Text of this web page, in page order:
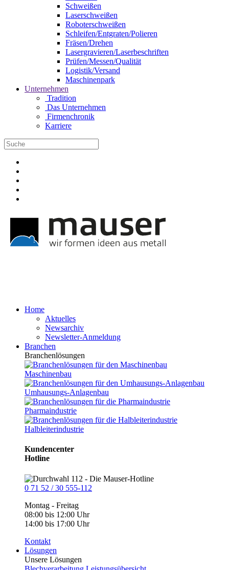
Schweißen
Laserschweißen
Roboterschweißen
Schleifen/Entgraten/Polieren
Fräsen/Drehen
Lasergravieren/Laserbeschriften
Prüfen/Messen/Qualität
Logistik/Versand
Maschinenpark
Unternehmen
Tradition
Das Unternehmen
Firmenchronik
Karriere
Home
Aktuelles
Newsarchiv
Newsletter-Anmeldung
Branchen
Branchenlösungen
Maschinenbau
Umhausungs-Anlagenbau
Pharmaindustrie
Halbleiterindustrie
Kundencenter
Hotline
0 71 52 / 30 555-112
Montag - Freitag
08:00 bis 12:00 Uhr
14:00 bis 17:00 Uhr
Kontakt
Lösungen
Unsere Lösungen